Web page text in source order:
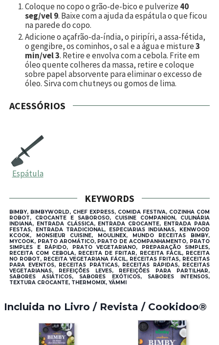
Coloque no copo o grão-de-bico e pulverize40
seg/vel 9. Baixe com a ajuda da espátula o que ficou
na parede do copo.
Adicione o açafrão-da-índia, o piripíri, a assa-fétida,
o gengibre, os cominhos, o sal e a água e misture3
min/vel 3. Retire e envolva com a cebola. Frite em
óleo quente colheres da massa, retire e coloque
sobre papel absorvente para eliminar o excesso de
óleo. Sirva com chutneys ou gomos de lima.
ACESSÓRIOS
Espátula
KEYWORDS
BIMBY, BIMBYWORLD, CHEF EXPRESS, COMIDA FESTIVA, COZINHA COM
ROBOT, CROCANTE E SABOROSO, CUISINE COMPANION, CULINÁRIA
INDIANA, ENTRADA CLÁSSICA, ENTRADA CROCANTE, ENTRADA PARA
FESTAS, ENTRADA TRADICIONAL, ESPECIARIAS INDIANAS, KENWOOD
KCOOK, MONSIEUR CUISINE, MOULINEX, MUNDO RECEITAS BIMBY,
MYCOOK, PRATO AROMÁTICO, PRATO DE ACOMPANHAMENTO, PRATO
SIMPLES E RÁPIDO, PRATO VEGETARIANO, PREPARAÇÃO SIMPLES,
RECEITA COM CEBOLA, RECEITA DE FRITAR, RECEITA FÁCIL, RECEITA
NO ROBOT, RECEITA VEGETARIANA FÁCIL, RECEITAS FRITAS, RECEITAS
PARA EVENTOS, RECEITAS PRÁTICAS, RECEITAS RÁPIDAS, RECEITAS
VEGETARIANAS, REFEIÇÕES LEVES, REFEIÇÕES PARA PARTILHAR,
SABORES ASIÁTICOS, SABORES EXÓTICOS, SABORES INTENSOS,
TEXTURA CROCANTE, THERMOMIX, YÄMMI
Incluida no Livro / Revista / Cookidoo®